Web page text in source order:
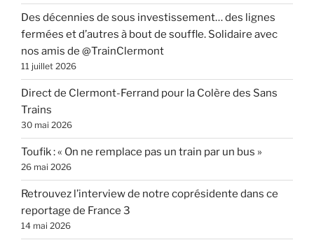
Des décennies de sous investissement… des lignes
fermées et d’autres à bout de souffle. Solidaire avec
nos amis de @TrainClermont
11 juillet 2026
Direct de Clermont-Ferrand pour la Colère des Sans
Trains
30 mai 2026
Toufik : « On ne remplace pas un train par un bus »
26 mai 2026
Retrouvez l’interview de notre coprésidente dans ce
reportage de France 3
14 mai 2026